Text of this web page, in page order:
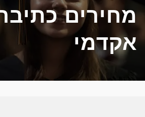
מחירים
אקדמי